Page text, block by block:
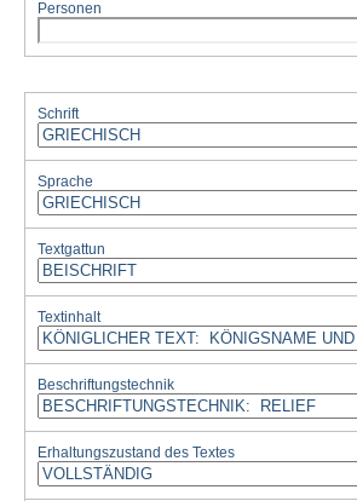
Personen
Schrift
Sprache
Textgattun
Textinhalt
Beschriftungstechnik
Erhaltungszustand des Textes